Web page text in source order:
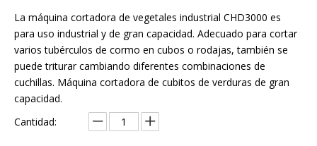
La máquina cortadora de vegetales industrial CHD3000 es
para uso industrial y de gran capacidad. Adecuado para cortar
varios tubérculos de cormo en cubos o rodajas, también se
puede triturar cambiando diferentes combinaciones de
cuchillas. Máquina cortadora de cubitos de verduras de gran
capacidad.
Cantidad: